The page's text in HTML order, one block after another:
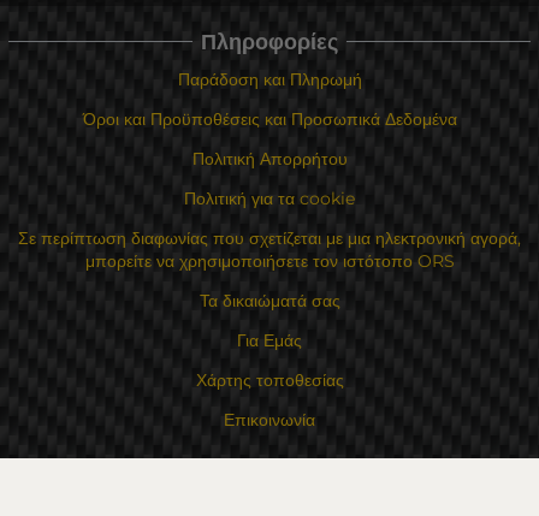
Πληροφορίες
Παράδοση και Πληρωμή
Όροι και Προϋποθέσεις και Προσωπικά Δεδομένα
Πολιτική Απορρήτου
Πολιτική για τα cookie
Σε περίπτωση διαφωνίας που σχετίζεται με μια ηλεκτρονική αγορά,
μπορείτε να χρησιμοποιήσετε τον ιστότοπο ORS
Τα δικαιώματά σας
Για Εμάς
Χάρτης τοποθεσίας
Επικοινωνία